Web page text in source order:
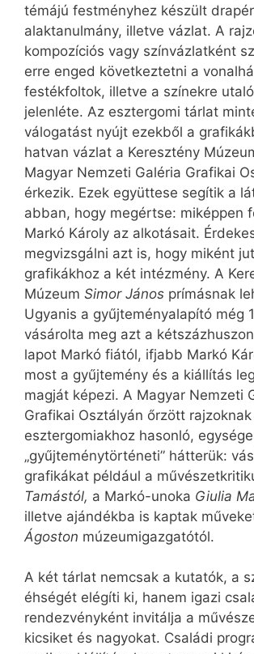
témájú festményhez készült
alaktanulmány, illetve vázlat. A
kompozíciós vagy színvázlatként
erre enged következtetni a
festékfoltok, illetve a színekre
jelenléte. Az esztergomi tárlat
válogatást nyújt ezekből a
hatvan vázlat a Keresztény
Magyar Nemzeti Galéria Grafikai
érkezik. Ezek együttese segítik a
abban, hogy megértse: miképpen
Markó Károly az alkotásait.
megvizsgálni azt is, hogy miként
grafikákhoz a két intézmény. A
Múzeum Simor János prímásnak
Ugyanis a gyűjteményalapító még
vásárolta meg azt a
lapot Markó fiától, ifjabb Markó
most a gyűjtemény és a kiállítás
magját képezi. A Magyar Nemzeti
Grafikai Osztályán őrzött
esztergomiakhoz hasonló,
„gyűjteménytörténeti” hátterük:
grafikákat például a
Tamástól, a Markó-unoka Giulia
illetve ajándékba is kaptak
Ágoston múzeumigazgatótól.
A két tárlat nemcsak a kutatók, a
éhségét elégíti ki, hanem igazi
rendezvényként invitálja a
kicsiket és nagyokat. Családi